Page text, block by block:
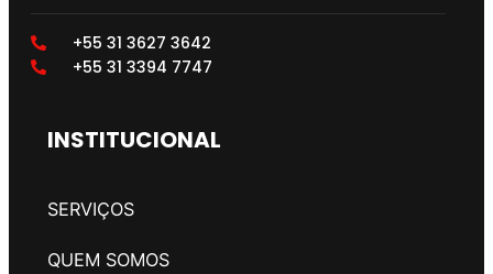
+55 31 3627 3642
+55 31 3394 7747
INSTITUCIONAL
SERVIÇOS
QUEM SOMOS